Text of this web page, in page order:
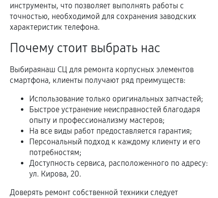
инструменты, что позволяет выполнять работы с
точностью, необходимой для сохранения заводских
характеристик телефона.
Почему стоит выбрать нас
Выбираянаш СЦ для ремонта корпусных элементов
смартфона, клиенты получают ряд преимуществ:
Использование только оригинальных запчастей;
Быстрое устранение неисправностей благодаря
опыту и профессионализму мастеров;
На все виды работ предоставляется гарантия;
Персональный подход к каждому клиенту и его
потребностям;
Доступность сервиса, расположенного по адресу:
ул. Кирова, 20.
Доверять ремонт собственной техники следует